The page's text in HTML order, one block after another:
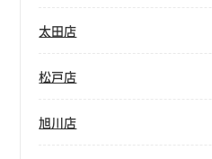
太田店
松戸店
旭川店